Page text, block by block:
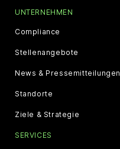
UNTERNEHMEN
Compliance
Stellenangebote
News & Pressemitteilungen
Standorte
Ziele & Strategie
SERVICES